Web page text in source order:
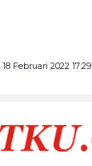
18 Februari 2022 17:29